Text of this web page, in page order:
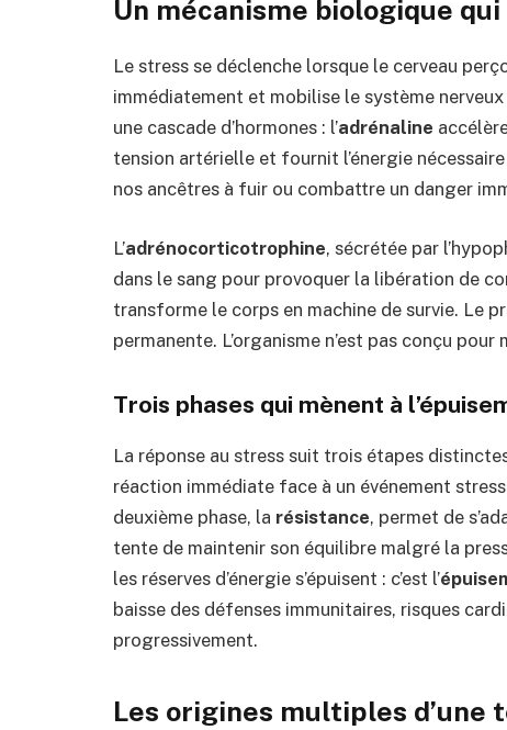
Un mécanisme biologique
Le stress se déclenche lorsque le cerveau
immédiatement et mobilise le système
une cascade d’hormones : l’adrénaline
tension artérielle et fournit l’énergie
nos ancêtres à fuir ou combattre un danger
L’adrénocorticotrophine, sécrétée par
dans le sang pour provoquer la libération de
transforme le corps en machine de survie. Le
permanente. L’organisme n’est pas conçu
Trois phases qui mènent à
La réponse au stress suit trois étapes
réaction immédiate face à un événement
deuxième phase, la résistance, permet de
tente de maintenir son équilibre malgré la
les réserves d’énergie s’épuisent : c’est l’
baisse des défenses immunitaires, risques
progressivement.
Les origines multiples d’une